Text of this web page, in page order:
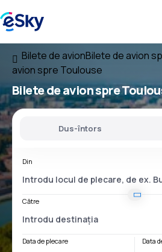
Bilete de avionBilete de avion
avion spre Toulouse
Bilete de avion spre
Dus-întors
Din
Către
Data de plecare Data